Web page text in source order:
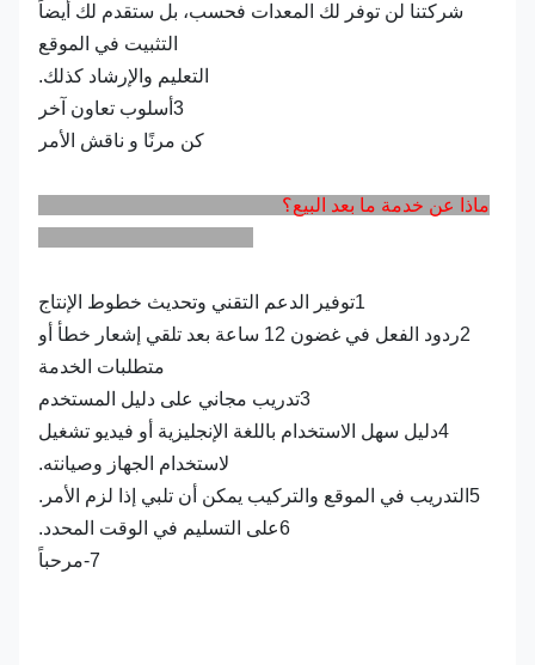
شركتنا لن توفر لك المعدات فحسب، بل ستقدم لك أيضاً
التثبيت في الموقع
التعليم والإرشاد كذلك.
كن مرنًا و ناقش الأمر
ماذا عن خدمة ما بعد البيع؟
2ردود الفعل في غضون 12 ساعة بعد تلقي إشعار خطأ أو
متطلبات الخدمة
4دليل سهل الاستخدام باللغة الإنجليزية أو فيديو تشغيل
لاستخدام الجهاز وصيانته.